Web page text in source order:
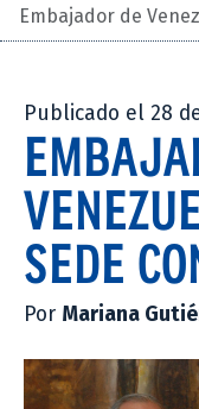
Embajador de
Publicado el 28
SEDE
Por Mariana